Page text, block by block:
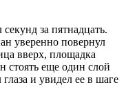
за пятнадцать.
уверенно повернул
вверх, площадка
стоять еще один слой
и увидел ее в шаге